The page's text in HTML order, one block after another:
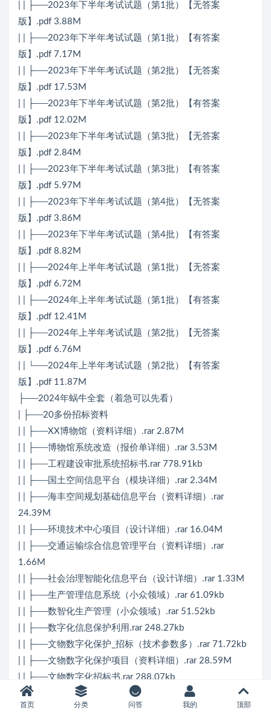
| | ├──2023年下半年考试试题（第1批）【无答案
版】.pdf 3.88M
| | ├──2023年下半年考试试题（第1批）【有答案
版】.pdf 7.17M
| | ├──2023年下半年考试试题（第2批）【无答案
版】.pdf 17.53M
| | ├──2023年下半年考试试题（第2批）【有答案
版】.pdf 12.02M
| | ├──2023年下半年考试试题（第3批）【无答案
版】.pdf 2.84M
| | ├──2023年下半年考试试题（第3批）【有答案
版】.pdf 5.97M
| | ├──2023年下半年考试试题（第4批）【无答案
版】.pdf 3.86M
| | ├──2023年下半年考试试题（第4批）【有答案
版】.pdf 8.82M
| | ├──2024年上半年考试试题（第1批）【无答案
版】.pdf 6.72M
| | ├──2024年上半年考试试题（第1批）【有答案
版】.pdf 12.41M
| | ├──2024年上半年考试试题（第2批）【无答案
版】.pdf 6.76M
| | └──2024年上半年考试试题（第2批）【有答案
版】.pdf 11.87M
├──2024年蜗牛全套（着急可以先看）
| ├──20多份招标资料
| | ├──XX博物馆（资料详细）.rar 2.87M
| | ├──博物馆系统改造（报价单详细）.rar 3.53M
| | ├──工程建设审批系统招标书.rar 778.91kb
| | ├──国土空间信息平台（模块详细）.rar 2.34M
| | ├──海丰空间规划基础信息平台（资料详细）.rar
24.39M
| | ├──环境技术中心项目（设计详细）.rar 16.04M
| | ├──交通运输综合信息管理平台（资料详细）.rar
1.66M
| | ├──社会治理智能化信息平台（设计详细）.rar 1.33M
| | ├──生产管理信息系统（小众领域）.rar 61.09kb
| | ├──数智化生产管理（小众领域）.rar 51.52kb
| | ├──数字化信息保护利用.rar 248.27kb
| | ├──文物数字化保护_招标（技术参数多）.rar 71.72kb
| | ├──文物数字化保护项目（资料详细）.rar 28.59M
| | ├──文物数字化招标书.rar 288.07kb
| | ├──行政执法信息平台（资料详细）.rar 6.17M
| | ├──医保平台.rar 3.90M
首页 分类 问答 我的 顶部